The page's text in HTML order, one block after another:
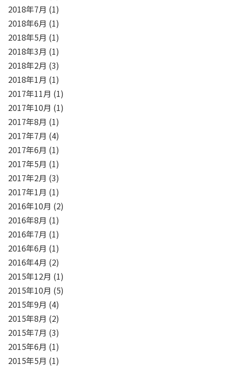
2018年7月 (1)
2018年6月 (1)
2018年5月 (1)
2018年3月 (1)
2018年2月 (3)
2018年1月 (1)
2017年11月 (1)
2017年10月 (1)
2017年8月 (1)
2017年7月 (4)
2017年6月 (1)
2017年5月 (1)
2017年2月 (3)
2017年1月 (1)
2016年10月 (2)
2016年8月 (1)
2016年7月 (1)
2016年6月 (1)
2016年4月 (2)
2015年12月 (1)
2015年10月 (5)
2015年9月 (4)
2015年8月 (2)
2015年7月 (3)
2015年6月 (1)
2015年5月 (1)